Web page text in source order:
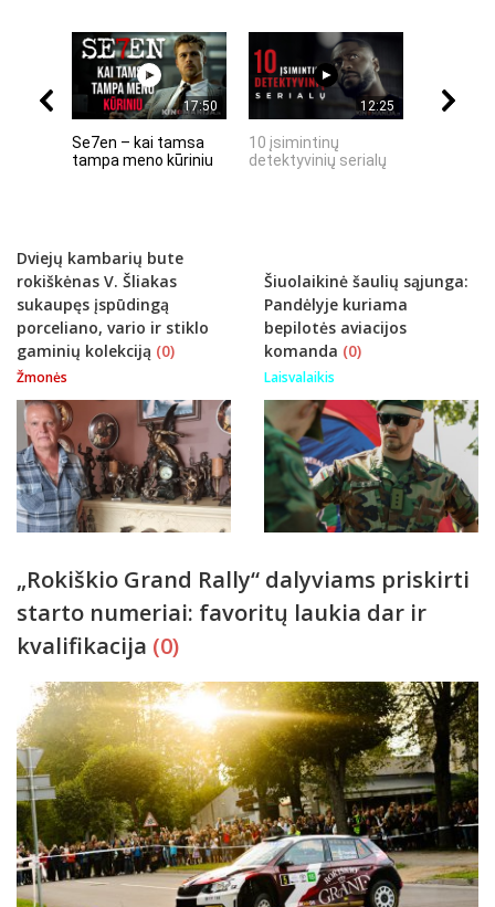
17:50
Se7en – kai tamsa
tampa meno kūriniu
12:25
10 įsimintinų
detektyvinių serialų
Dviejų kambarių bute
rokiškėnas V. Šliakas
sukaupęs įspūdingą
porceliano, vario ir stiklo
gaminių kolekciją (0)
Žmonės
Šiuolaikinė šaulių sąjunga:
Pandėlyje kuriama
bepilotės aviacijos
komanda (0)
Laisvalaikis
„Rokiškio Grand Rally“ dalyviams priskirti
starto numeriai: favoritų laukia dar ir
kvalifikacija (0)